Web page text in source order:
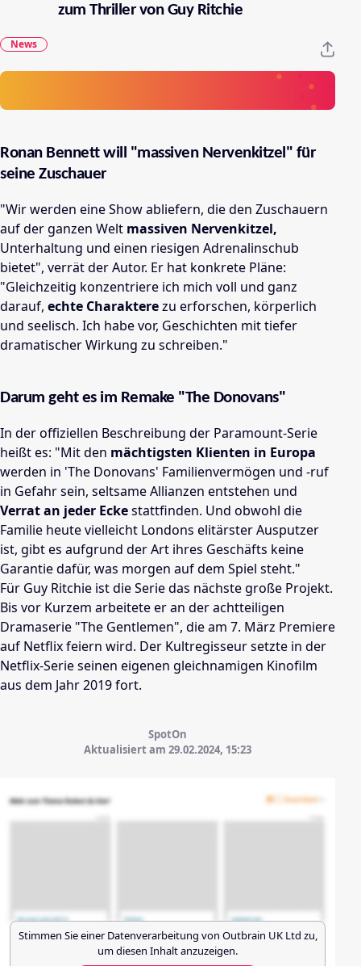
zum Thriller von Guy Ritchie
News
Ronan Bennett will "massiven Nervenkitzel" für
seine Zuschauer
"Wir werden eine Show abliefern, die den Zuschauern
auf der ganzen Welt massiven Nervenkitzel,
Unterhaltung und einen riesigen Adrenalinschub
bietet", verrät der Autor. Er hat konkrete Pläne:
"Gleichzeitig konzentriere ich mich voll und ganz
darauf, echte Charakterezu erforschen, körperlich
und seelisch. Ich habe vor, Geschichten mit tiefer
dramatischer Wirkung zu schreiben."
Darum geht es im Remake "The Donovans"
In der offiziellen Beschreibung der Paramount-Serie
heißt es: "Mit den mächtigsten Klienten in Europa
werden in 'The Donovans' Familienvermögen und -ruf
in Gefahr sein, seltsame Allianzen entstehen und
Verrat an jeder Eckestattfinden. Und obwohl die
Familie heute vielleicht Londons elitärster Ausputzer
ist, gibt es aufgrund der Art ihres Geschäfts keine
Garantie dafür, was morgen auf dem Spiel steht."
Für Guy Ritchie ist die Serie das nächste große Projekt.
Bis vor Kurzem arbeitete er an der achtteiligen
Dramaserie "The Gentlemen", die am 7. März Premiere
auf Netflix feiern wird. Der Kultregisseur setzte in der
Netflix-Serie seinen eigenen gleichnamigen Kinofilm
aus dem Jahr 2019 fort.
SpotOn
Aktualisiert am 29.02.2024, 15:23
Stimmen Sie einer Datenverarbeitung von Outbrain UK Ltd zu,
um diesen Inhalt anzuzeigen.